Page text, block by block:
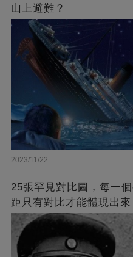
山上避難？
2023/11/22
25張罕見對比圖，每一
距只有對比才能體現出來